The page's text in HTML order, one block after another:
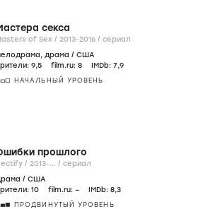
секса
Masters of Sex / 2013-2016 / сериал
, драма / США
9,5 film.ru: 8 IMDb: 7,9
НАЧАЛЬНЫЙ УРОВЕНЬ
прошлого
Rectify / 2013-... / сериал
/ США
10 film.ru: – IMDb: 8,3
ПРОДВИНУТЫЙ УРОВЕНЬ